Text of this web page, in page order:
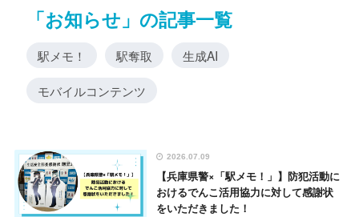
「お知らせ 」の記事一覧
駅メモ！ 駅奪取
生成AI
モバイルコンテンツ
2026.07.09
【兵庫県警×「駅メモ！」】防犯活動に
おけるでんこ活用協力に対して感謝状
をいただきました！